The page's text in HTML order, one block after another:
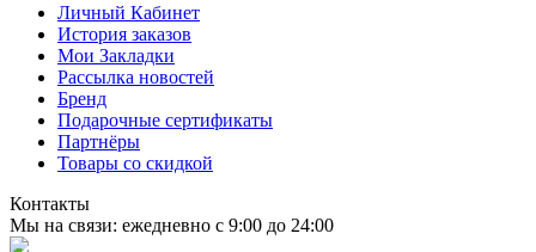
Личный Кабинет
История заказов
Мои Закладки
Рассылка новостей
Бренд
Подарочные сертификаты
Партнёры
Товары со скидкой
Контакты
Мы на связи: ежедневно с 9:00 до 24:00